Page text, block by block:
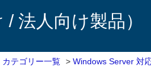
法人向け製品）
テゴリー一覧 > Windows Server 対